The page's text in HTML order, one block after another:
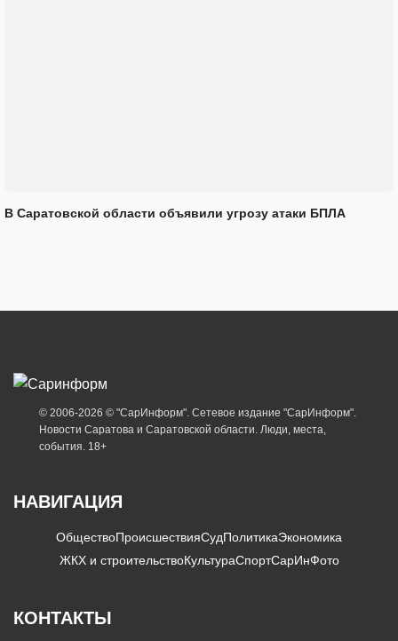
В Саратовской области объявили угрозу атаки БПЛА
© 2006-2026 © "СарИнформ". Сетевое издание "СарИнформ".
Новости Саратова и Саратовской области. Люди, места,
события. 18+
НАВИГАЦИЯ
ОбществоПроисшествияСудПолитикаЭкономика
ЖКХ и строительствоКультураСпортСарИнФото
КОНТАКТЫ